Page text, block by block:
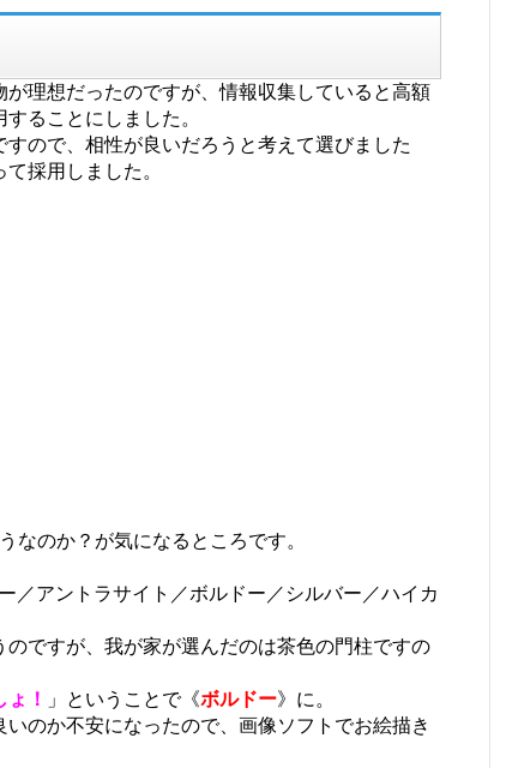
理想だったのですが、情報収集していると高額
することにしました。
ので、相性が良いだろうと考えて選びました
採用しました。
なのか？が気になるところです。
／アントラサイト／ボルドー／シルバー／ハイカ
ですが、我が家が選んだのは茶色の門柱ですの
！ 」ということで《ボルドー》に。
のか不安になったので、画像ソフトでお絵描き